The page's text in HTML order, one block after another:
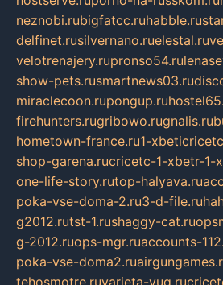
neznobi.rubigfatcc.ruhabble.ru
delfinet.rusilvernano.ruelestal.ru
velotrenajery.rupronso54.ru
show-pets.rusmartnews03.ru
miraclecoon.rupongup.ru
firehunters.rugribowo.rugnalis.ru
hometown-france.ru1-
shop-garena.rucricetc-1-xbetr-1-
one-life-story.rutop-halyava.ru
poka-vse-doma-2.ru3-d-file.ru
g2012.rutst-1.rushaggy-cat.ru
g-2012.ruops-mgr.ruaccounts-
poka-vse-doma2.ru